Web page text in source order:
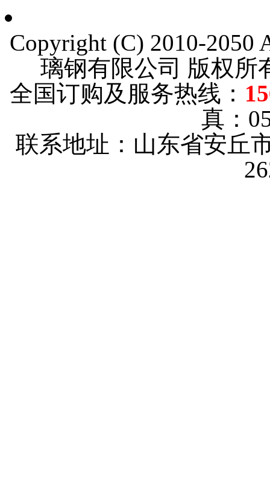
Copyright (C) 2010-2050
璃钢有限公司 版权
全国订购及服务热线：
真：
联系地址：山东省安丘